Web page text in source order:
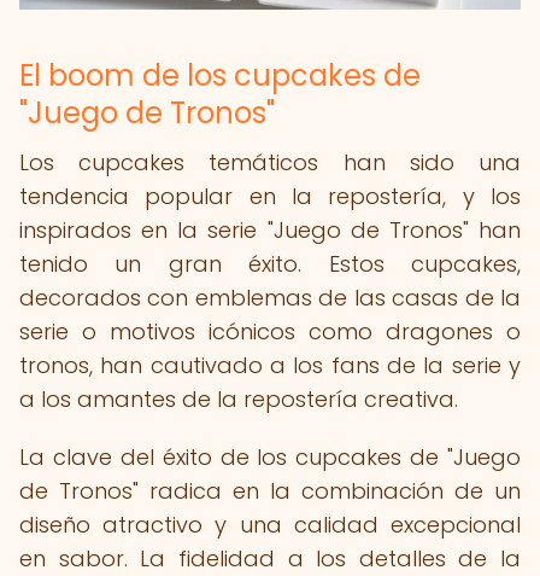
El boom de los cupcakes de
"Juego de Tronos"
Los cupcakes temáticos han sido una
tendencia popular en la repostería, y los
inspirados en la serie "Juego de Tronos" han
tenido un gran éxito. Estos cupcakes,
decorados con emblemas de las casas de la
serie o motivos icónicos como dragones o
tronos, han cautivado a los fans de la serie y
a los amantes de la repostería creativa.
La clave del éxito de los cupcakes de "Juego
de Tronos" radica en la combinación de un
diseño atractivo y una calidad excepcional
en sabor. La fidelidad a los detalles de la